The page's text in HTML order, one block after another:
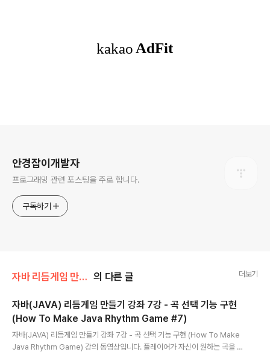
안경잡이개발자
프로그래밍 관련 포스팅을 주로 합니다.
구독하기
자바 리듬게임 만들기 강좌 의 다른 글 더보기
자바(JAVA) 리듬게임 만들기 강좌 7강 - 곡 선택 기능 구현
(How To Make Java Rhythm Game #7)
자바(JAVA) 리듬게임 만들기 강좌 7강 - 곡 선택 기능 구현 (How To Make
Java Rhythm Game) 강의 동영상입니다. 플레이어가 자신이 원하는 곡을 버